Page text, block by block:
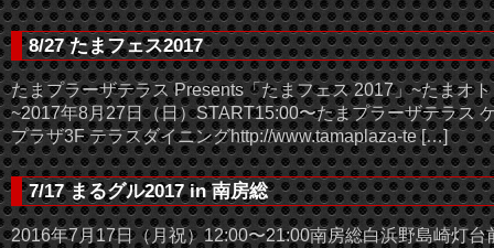
8/27 たまフェス2017
たまプラーザテラス Presents「たまフェス 2017」~たまオト
~2017年8月27日（日）START15:00〜たまプラーザテラス
プラザ3F テラスダイニングhttp://www.tamaplaza-te […]
7/17 まるグル2017 in 南房総
2016年7月17日（月祝）12:00〜21:00南房総白浜野島崎灯台